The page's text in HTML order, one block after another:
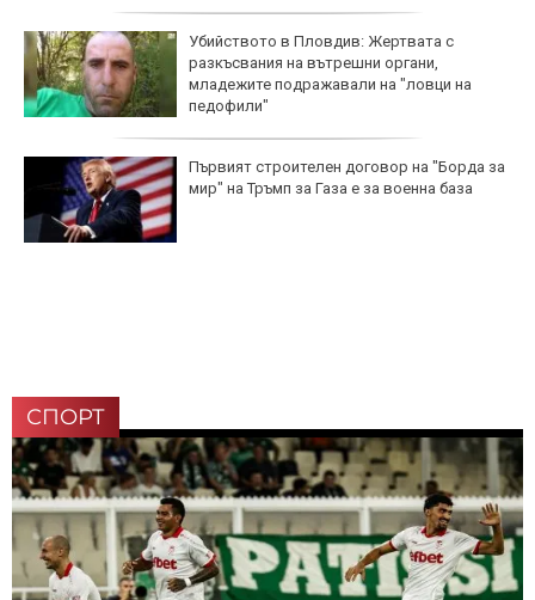
Убийството в Пловдив: Жертвата с
разкъсвания на вътрешни органи,
младежите подражавали на "ловци на
педофили"
Първият строителен договор на "Борда за
мир" на Тръмп за Газа е за военна база
СПОРТ